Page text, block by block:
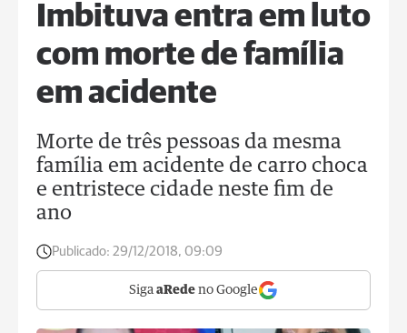
Imbituva entra em luto
com morte de família
em acidente
Morte de três pessoas da mesma
família em acidente de carro choca
e entristece cidade neste fim de
ano
Publicado: 29/12/2018, 09:09
Siga aRede no Google